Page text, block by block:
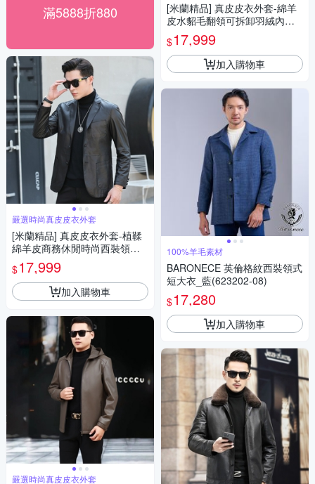
滿5888折880
嚴選時尚真皮皮衣外套
[米蘭精品] 真皮皮衣外套-植鞣
綿羊皮商務休閒時尚西裝領男
外套黑色74ja38
$17,999
加入購物車
嚴選時尚真皮皮衣外套
[米蘭精品] 真皮皮衣外套-綿羊
皮水貂毛翻領可拆卸羽絨內裏
保暖秋冬男外套2色74ja84
$17,999
加入購物車
100%羊毛素材
BARONECE 英倫格紋西裝領式
短大衣_藍(623202-08)
$17,280
加入購物車